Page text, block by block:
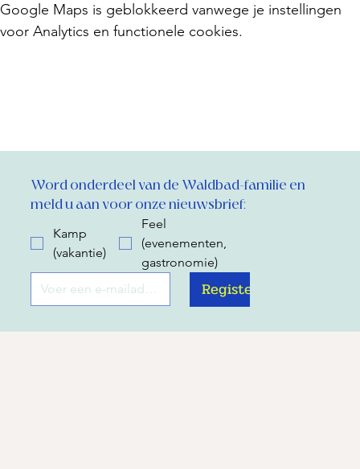
Google Maps is geblokkeerd vanwege je instellingen
voor Analytics en functionele cookies.
Word onderdeel van de Waldbad-familie en
meld u aan voor onze nieuwsbrief:
Kamp
(vakantie)
Feel
(evenementen,
gastronomie)
Register